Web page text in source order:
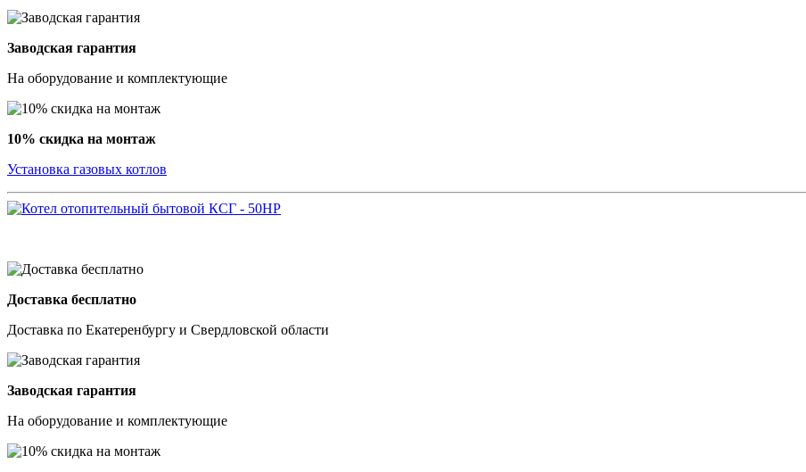
Заводская гарантия
На оборудование и комплектующие
10% скидка на монтаж
Установка газовых котлов
Доставка бесплатно
Доставка по Екатеренбургу и Свердловской области
Заводская гарантия
На оборудование и комплектующие